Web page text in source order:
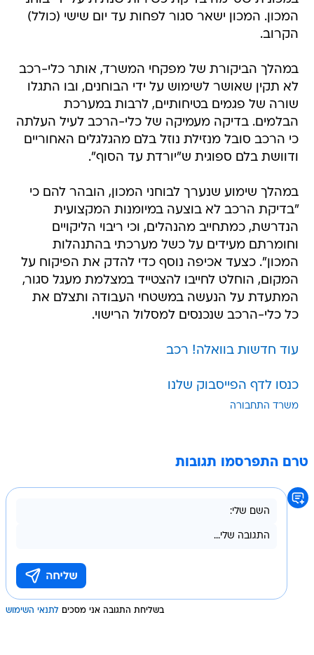
המכון. המכון ישאר סגור לפחות עד יום שישי (כולל)
הקרוב.
במהלך הביקורת של מפקחי המשרד, אותר כלי-רכב
לא תקין שאושר לשימוש על ידי הבוחנים, ובו התגלו
שורה של פגמים בטיחותיים, לרבות במערכת
הבלמים. בדיקה מעמיקה של כלי-הרכב לעיל העלתה
כי הרכב סובל מנזילת נוזל בלם מהגלגלים האחוריים
ודוושת בלם ספוגית ש"יורדת עד הסוף".
במהלך שימוע שנערך לבוחני המכון, הובהר להם כי
"בדיקת הרכב לא בוצעה במיומנות המקצועית
הנדרשת, כמתחייב מהנהלים, וכי ריבוי הליקויים
וחומרתם מעידים על כשל מערכתי בהתנהלות
המכון". כצעד אכיפה נוסף כדי להדק את הפיקוח על
המקום, הוחלט לחייבו להצטייד במצלמת מעגל סגור,
המתעדת על הנעשה במשטחי העבודה ותצלם את
כל כלי-הרכב שנכנסים למסלול הרישוי.
עוד חדשות בוואלה! רכב
כנסו לדף הפייסבוק שלנו
משרד התחבורה
טרם התפרסמו תגובות
בשליחת התגובה אני מסכים לתנאי השימוש